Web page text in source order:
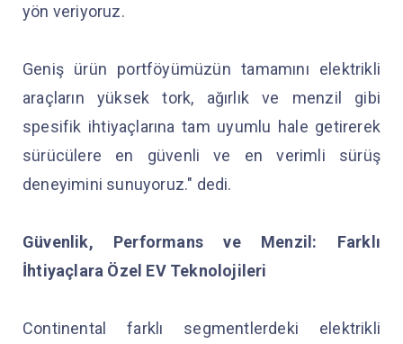
yön veriyoruz.
Geniş ürün portföyümüzün tamamını elektrikli
araçların yüksek tork, ağırlık ve menzil gibi
spesifik ihtiyaçlarına tam uyumlu hale getirerek
sürücülere en güvenli ve en verimli sürüş
deneyimini sunuyoruz." dedi.
Güvenlik, Performans ve Menzil: Farklı
İhtiyaçlara Özel EV Teknolojileri
Continental farklı segmentlerdeki elektrikli